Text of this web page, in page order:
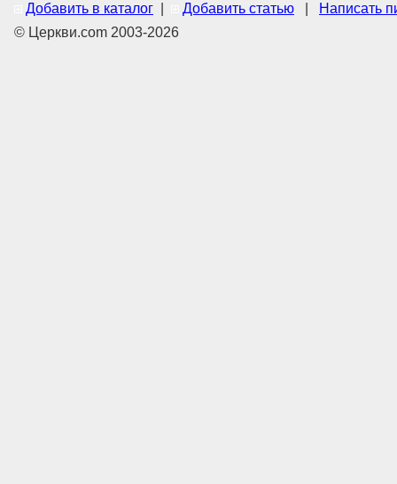
Добавить в каталог Добавить статью
Написать
© Церкви.com 2003-2026